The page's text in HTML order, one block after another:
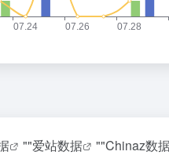
""爱站数据 ""Chinaz数